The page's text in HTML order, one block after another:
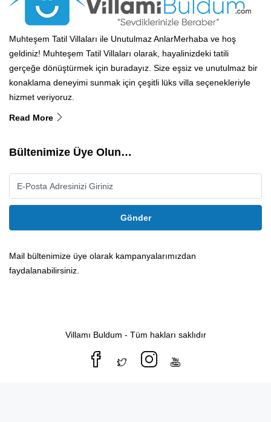
Muhteşem Tatil Villaları ile Unutulmaz AnlarMerhaba ve hoş
geldiniz! Muhteşem Tatil Villaları olarak, hayalinizdeki tatili
gerçeğe dönüştürmek için buradayız. Size eşsiz ve unutulmaz bir
konaklama deneyimi sunmak için çeşitli lüks villa seçenekleriyle
hizmet veriyoruz.
Read More
Bültenimize Üye Olun…
Gönder
Mail bültenimize üye olarak kampanyalarımızdan
faydalanabilirsiniz.
Villamı Buldum - Tüm hakları saklıdır